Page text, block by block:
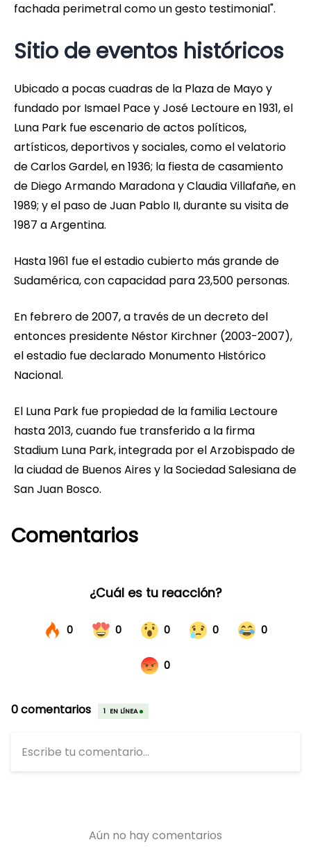
fachada perimetral como un gesto testimonial".
Sitio de eventos históricos
Ubicado a pocas cuadras de la Plaza de Mayo y
fundado por Ismael Pace y José Lectoure en 1931, el
Luna Park fue escenario de actos políticos,
artísticos, deportivos y sociales, como el velatorio
de Carlos Gardel, en 1936; la fiesta de casamiento
de Diego Armando Maradona y Claudia Villafañe, en
1989; y el paso de Juan Pablo II, durante su visita de
1987 a Argentina.
Hasta 1961 fue el estadio cubierto más grande de
Sudamérica, con capacidad para 23,500 personas.
En febrero de 2007, a través de un decreto del
entonces presidente Néstor Kirchner (2003-2007),
el estadio fue declarado Monumento Histórico
Nacional.
El Luna Park fue propiedad de la familia Lectoure
hasta 2013, cuando fue transferido a la firma
Stadium Luna Park, integrada por el Arzobispado de
la ciudad de Buenos Aires y la Sociedad Salesiana de
San Juan Bosco.
Comentarios